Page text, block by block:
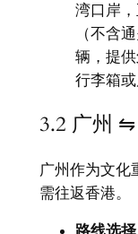
湾口岸
（不含
辆，提供
行李箱或
3.2 广州
广州作为文化
需往返香港。